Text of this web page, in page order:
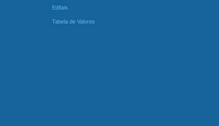
Editais
Tabela de Valores